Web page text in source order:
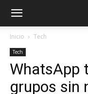
Inicio Tech
Tech
WhatsApp
grupos sin